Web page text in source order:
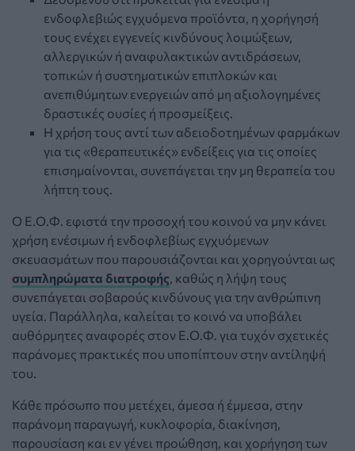
ενδοφλεβιώς εγχυόμενα προϊόντα, η χορήγησή
τους ενέχει εγγενείς κινδύνους λοιμώξεων,
αλλεργικών ή αναφυλακτικών αντιδράσεων,
τοπικών ή συστηματικών επιπλοκών και
ανεπιθύμητων ενεργειών από μη αξιολογημένες
δραστικές ουσίες ή προσμείξεις.
Η χρήση τους αντί των αδειοδοτημένων φαρμάκων
για τις «θεραπευτικές» ενδείξεις για τις οποίες
επισημαίνονται, συνεπάγεται την μη θεραπεία του
λήπτη τους.
Ο Ε.Ο.Φ. εφιστά την προσοχή του κοινού να μην κάνει
χρήση ενέσιμων ή ενδοφλεβίως εγχυόμενων
σκευασμάτων που παρουσιάζονται και χορηγούνται ως
συμπληρώματα διατροφής , καθώς η λήψη τους
συνεπάγεται σοβαρούς κινδύνους για την ανθρώπινη
υγεία. Παράλληλα, καλείται το κοινό να υποβάλει
αυθόρμητες αναφορές στον Ε.Ο.Φ. για τυχόν σχετικές
παράνομες πρακτικές που υποπίπτουν στην αντίληψή
του.
Κάθε πρόσωπο που μετέχει, άμεσα ή έμμεσα, στην
παράνομη παραγωγή, κυκλοφορία, διακίνηση,
παρουσίαση και εν γένει προώθηση, και χορήγηση των